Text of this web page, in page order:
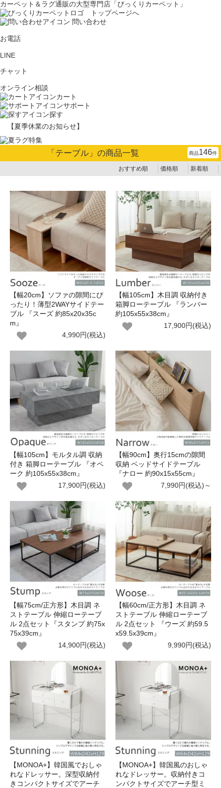
カーペット＆ラグ通販の大型専門店「びっくりカーペット」
問い合わせ
お電話
LINE
チャット
オンライン相談
カート
サポート
探す
【夏季休業のお知らせ】
「 テーブル」の商品一覧 商品146件
おすすめ順 価格順 新着順
【幅20cm】ソファの隙間にぴ
ったり！薄型2WAYサイドテー
ブル 『スーズ 約85x20x35c
m』
4,990円(税込)
【幅105cm】木目調 収納付き
箱脚ローテーブル 『ランバー
約105x55x38cm』
17,900円(税込)
【幅105cm】モルタル調 収納
付き 箱脚ローテーブル 『オペ
ーク 約105x55x38cm』
17,900円(税込)
【幅90cm】奥行15cmの隙間
収納 ベッドサイドテーブル
『ナロー 約90x15x55cm』
7,990円(税込)～
【幅75cm/正方形】木目調 ネ
ストテーブル 伸縮ローテーブ
ル 2点セット『スタンプ 約75x
75x39cm』
14,900円(税込)
【幅60cm/正方形】木目調 ネ
ストテーブル 伸縮ローテーブ
ル 2点セット 『ウーズ 約59.5
x59.5x39cm』
9,990円(税込)
【MONOA+】韓国風でおしゃ
れなドレッサー。深型収納付
きコンパクトサイズでアーチ
【MONOA+】韓国風のおしゃ
れなドレッサー。収納付きコ
ンパクトサイズでアーチ型ミ